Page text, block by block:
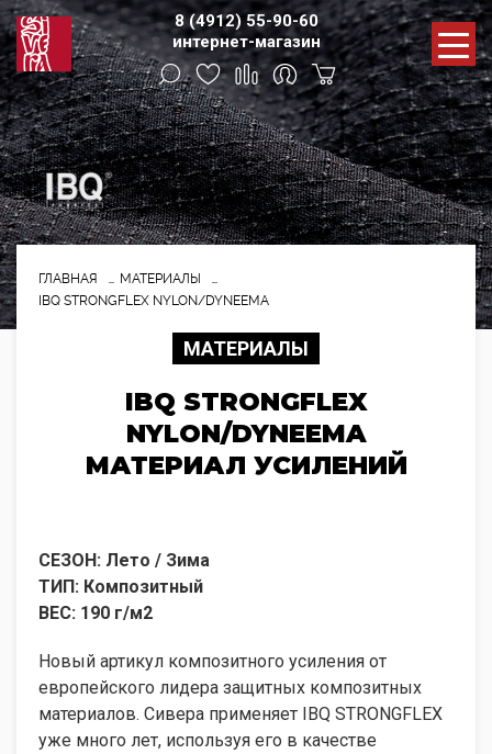
8 (4912) 55-90-60
интернет-магазин
ГЛАВНАЯ
МАТЕРИАЛЫ
IBQ STRONGFLEX NYLON/DYNEEMA
МАТЕРИАЛЫ
IBQ STRONGFLEX
NYLON/DYNEEMA
МАТЕРИАЛ УСИЛЕНИЙ
СЕЗОН: Лето / Зима
ТИП: Композитный
ВЕС: 190 г/м2
Новый артикул композитного усиления от
европейского лидера защитных композитных
материалов. Сивера применяет IBQ STRONGFLEX
уже много лет, используя его в качестве